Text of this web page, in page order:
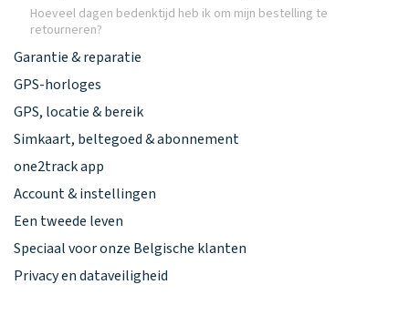
Hoeveel dagen bedenktijd heb ik om mijn bestelling te
retourneren?
Garantie & reparatie
GPS-horloges
GPS, locatie & bereik
Simkaart, beltegoed & abonnement
one2track app
Account & instellingen
Een tweede leven
Speciaal voor onze Belgische klanten
Privacy en dataveiligheid